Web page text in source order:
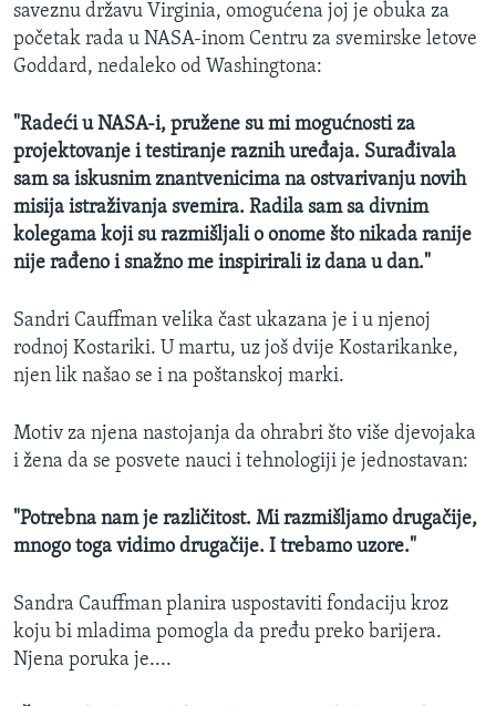
saveznu državu Virginia, omogućena joj je obuka za
početak rada u NASA-inom Centru za svemirske letove
Goddard, nedaleko od Washingtona:
"Radeći u NASA-i, pružene su mi mogućnosti za
projektovanje i testiranje raznih uređaja. Surađivala
sam sa iskusnim znantvenicima na ostvarivanju novih
misija istraživanja svemira. Radila sam sa divnim
kolegama koji su razmišljali o onome što nikada ranije
nije rađeno i snažno me inspirirali iz dana u dan."
Sandri Cauffman velika čast ukazana je i u njenoj
rodnoj Kostariki. U martu, uz još dvije Kostarikanke,
njen lik našao se i na poštanskoj marki.
Motiv za njena nastojanja da ohrabri što više djevojaka
i žena da se posvete nauci i tehnologiji je jednostavan:
"Potrebna nam je različitost. Mi razmišljamo drugačije,
mnogo toga vidimo drugačije. I trebamo uzore."
Sandra Cauffman planira uspostaviti fondaciju kroz
koju bi mladima pomogla da pređu preko barijera.
Njena poruka je....